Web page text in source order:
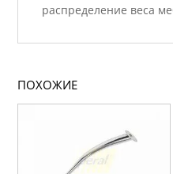
распределение веса
ПОХОЖИЕ